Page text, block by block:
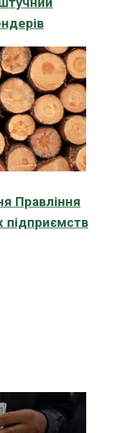
Правління
підприємств